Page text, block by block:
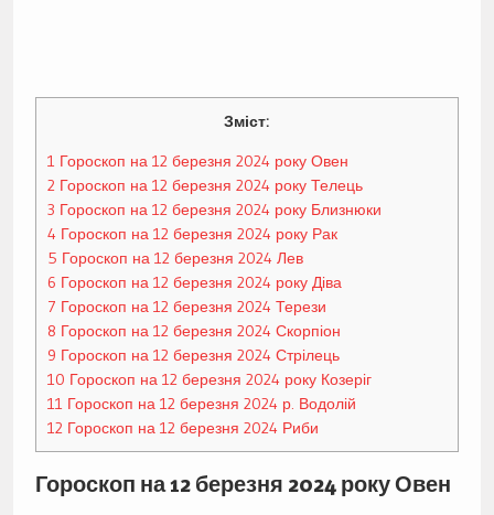
Зміст:
1 Гороскоп на 12 березня 2024 року Овен
2Гороскоп на 12 березня 2024 року Телець
3 Гороскоп на 12 березня 2024 року Близнюки
4 Гороскоп на 12 березня 2024 року Рак
5 Гороскоп на 12 березня 2024 Лев
6 Гороскоп на 12 березня 2024 року Діва
7 Гороскоп на 12 березня 2024 Терези
8 Гороскоп на 12 березня 2024 Скорпіон
9 Гороскоп на 12 березня 2024 Стрілець
10 Гороскоп на 12 березня 2024 року Козеріг
11 Гороскоп на 12 березня 2024 р. Водолій
12Гороскоп на 12 березня 2024 Риби
Гороскоп на 12 березня 2024 року Овен